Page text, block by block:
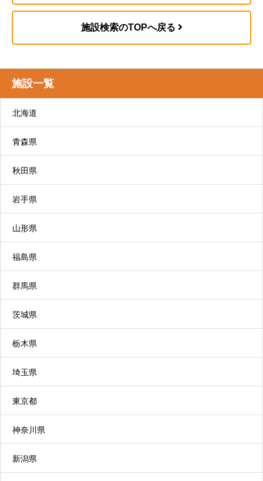
施設検索のTOPへ戻る
施設一覧
北海道
青森県
秋田県
岩手県
山形県
福島県
群馬県
茨城県
栃木県
埼玉県
東京都
神奈川県
新潟県